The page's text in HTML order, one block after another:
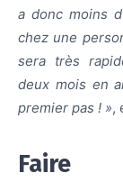
a donc moins
chez une
sera très
deux mois en
premier pas ! »,
Faire